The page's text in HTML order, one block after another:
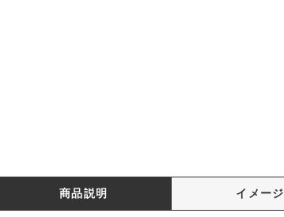
商品説明 イメージ